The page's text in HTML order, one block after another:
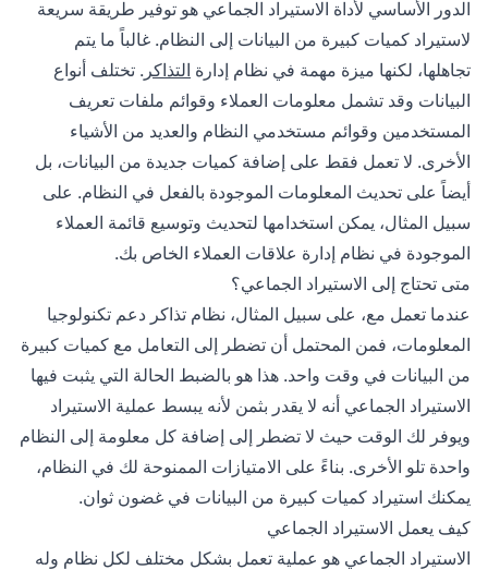
الدور الأساسي لأداة الاستيراد الجماعي هو توفير طريقة سريعة
لاستيراد كميات كبيرة من البيانات إلى النظام. غالباً ما يتم
تجاهلها، لكنها ميزة مهمة في نظام إدارة التذاكر . تختلف أنواع
البيانات وقد تشمل معلومات العملاء وقوائم ملفات تعريف
المستخدمين وقوائم مستخدمي النظام والعديد من الأشياء
الأخرى. لا تعمل فقط على إضافة كميات جديدة من البيانات، بل
أيضاً على تحديث المعلومات الموجودة بالفعل في النظام. على
سبيل المثال، يمكن استخدامها لتحديث وتوسيع قائمة العملاء
الموجودة في نظام إدارة علاقات العملاء الخاص بك.
متى تحتاج إلى الاستيراد الجماعي؟
عندما تعمل مع، على سبيل المثال، نظام تذاكر دعم تكنولوجيا
المعلومات، فمن المحتمل أن تضطر إلى التعامل مع كميات كبيرة
من البيانات في وقت واحد. هذا هو بالضبط الحالة التي يثبت فيها
الاستيراد الجماعي أنه لا يقدر بثمن لأنه يبسط عملية الاستيراد
ويوفر لك الوقت حيث لا تضطر إلى إضافة كل معلومة إلى النظام
واحدة تلو الأخرى. بناءً على الامتيازات الممنوحة لك في النظام،
يمكنك استيراد كميات كبيرة من البيانات في غضون ثوان.
كيف يعمل الاستيراد الجماعي
الاستيراد الجماعي هو عملية تعمل بشكل مختلف لكل نظام وله